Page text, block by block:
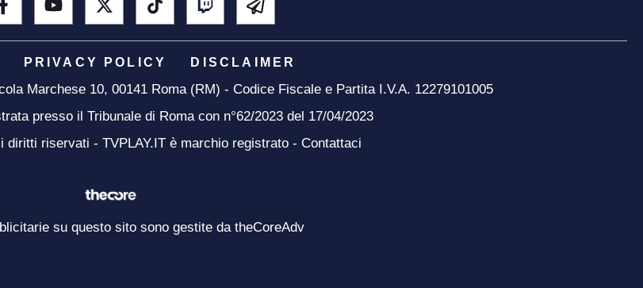
PRIVACY POLICY DISCLAIMER
Marchese 10, 00141 Roma (RM) - Codice Fiscale e Partita I.V.A. 12279101005
presso il Tribunale di Roma con n°62/2023 del 17/04/2023
diritti riservati - TVPLAY.IT è marchio registrato - Contattaci
su questo sito sono gestite da theCoreAdv